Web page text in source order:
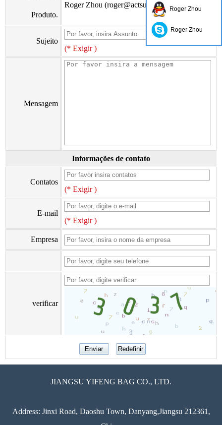
Produto.
Roger Zhou (roger@actsun.net)
Sujeito
(* Exigir )
Mensagem
Informações de contato
Contatos
(* Exigir )
E-mail
(* Exigir )
Empresa
verificar
JIANGSU YIFENG BAG CO., LTD.
Address: Jinxi Road, Daoshu Town, Danyang,Jiangsu 212361,
Roger Zhou
Roger Zhou